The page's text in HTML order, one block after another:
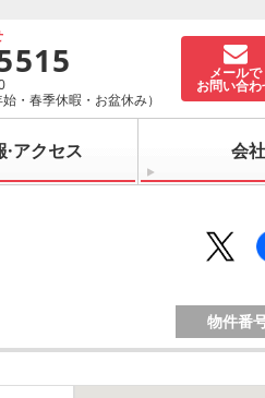
・春季休暇・お盆休み）
メールで
お問い合わ
アクセス 会
物件番